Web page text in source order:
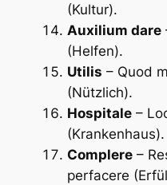
(Kultur).
Auxilium dare
(Helfen).
Utilis – Quod
(Nützlich).
Hospitale–
(Krankenhaus).
Complere–
perfacere